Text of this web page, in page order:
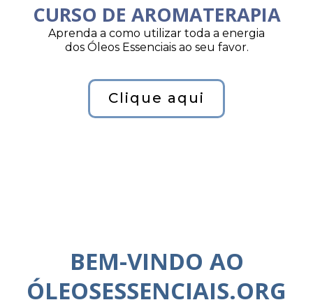
CURSO DE AROMATERAPIA
Aprenda a como utilizar toda a energia
dos Óleos Essenciais ao seu favor.
Clique aqui
BEM-VINDO AO
ÓLEOSESSENCIAIS.ORG